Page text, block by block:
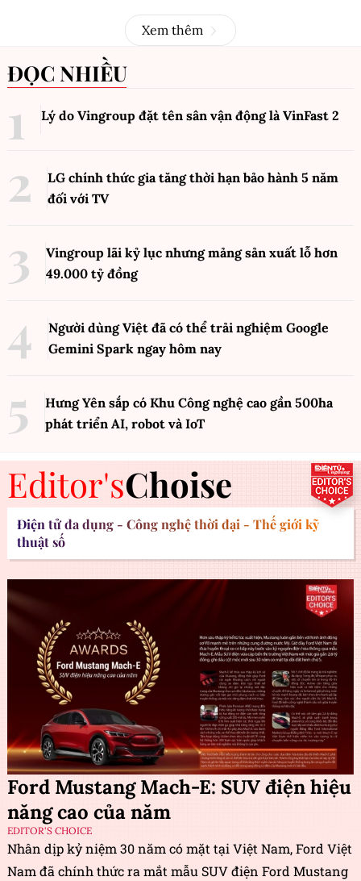
Xem thêm
ĐỌC NHIỀU
Lý do Vingroup đặt tên sân vận động là VinFast 2
LG chính thức gia tăng thời hạn bảo hành 5 năm
đối với TV
Vingroup lãi kỷ lục nhưng mảng sản xuất lỗ hơn
49.000 tỷ đồng
Người dùng Việt đã có thể trải nghiệm Google
Gemini Spark ngay hôm nay
Hưng Yên sắp có Khu Công nghệ cao gần 500ha
phát triển AI, robot và IoT
Editor'sChoise
Điện tử đa dụng - Công nghệ thời đại - Thế giới kỹ
thuật số
Ford Mustang Mach-E: SUV điện hiệu
năng cao của năm
EDITOR'S CHOICE
Nhân dịp kỷ niệm 30 năm có mặt tại Việt Nam, Ford Việt
Nam đã chính thức ra mắt mẫu SUV điện Ford Mustang